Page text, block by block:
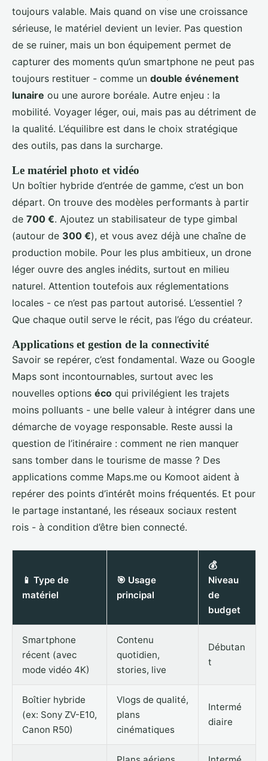
toujours valable. Mais quand on vise une croissance
sérieuse, le matériel devient un levier. Pas question
de se ruiner, mais un bon équipement permet de
capturer des moments qu’un smartphone ne peut pas
toujours restituer - comme un double événement
lunaire ou une aurore boréale. Autre enjeu : la
mobilité. Voyager léger, oui, mais pas au détriment de
la qualité. L’équilibre est dans le choix stratégique
des outils, pas dans la surcharge.
Le matériel photo et vidéo
Un boîtier hybride d’entrée de gamme, c’est un bon
départ. On trouve des modèles performants à partir
de 700 €. Ajoutez un stabilisateur de type gimbal
(autour de 300 €), et vous avez déjà une chaîne de
production mobile. Pour les plus ambitieux, un drone
léger ouvre des angles inédits, surtout en milieu
naturel. Attention toutefois aux réglementations
locales - ce n’est pas partout autorisé. L’essentiel ?
Que chaque outil serve le récit, pas l’égo du créateur.
Applications et gestion de la connectivité
Savoir se repérer, c’est fondamental. Waze ou Google
Maps sont incontournables, surtout avec les
nouvelles options éco qui privilégient les trajets
moins polluants - une belle valeur à intégrer dans une
démarche de voyage responsable. Reste aussi la
question de l’itinéraire : comment ne rien manquer
sans tomber dans le tourisme de masse ? Des
applications comme Maps.me ou Komoot aident à
repérer des points d’intérêt moins fréquentés. Et pour
le partage instantané, les réseaux sociaux restent
rois - à condition d’être bien connecté.
📱 Type de
matériel
🎯 Usage
principal
💰
Niveau
de
budget
Smartphone
récent (avec
mode vidéo 4K)
Contenu
quotidien,
stories, live
Débutan
t
Boîtier hybride
(ex: Sony ZV-E10,
Canon R50)
Vlogs de qualité,
plans
cinématiques
Intermé
diaire